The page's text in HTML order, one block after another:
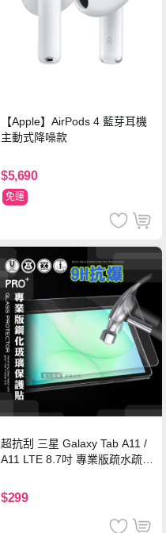
【Apple】AirPods 4 藍芽耳機
主動式降噪款
$5,690
免運
超抗刮 三星 Galaxy Tab A11 /
A11 LTE 8.7吋 專業版疏水疏油
$299